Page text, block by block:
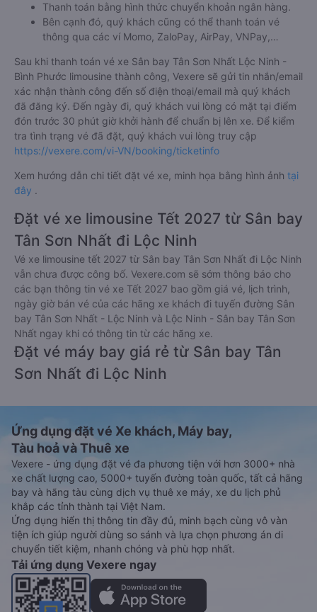
Thanh toán bằng hình thức chuyển khoản ngân hàng.
Bên cạnh đó, quý khách cũng có thể thanh toán vé
thông qua các ví Momo, ZaloPay, AirPay, VNPay,…
Sau khi thanh toán vé xe Sân bay Tân Sơn Nhất Lộc Ninh -
Bình Phước limousine thành công, Vexere sẽ gửi tin nhắn/email
xác nhận thành công đến số điện thoại/email mà quý khách
đã đăng ký. Đến ngày đi, quý khách vui lòng có mặt tại điểm
đón trước 30 phút giờ khởi hành để chuẩn bị lên xe. Để kiểm
tra tình trạng vé đã đặt, quý khách vui lòng truy cập
https://vexere.com/vi-VN/booking/ticketinfo
Xem hướng dẫn chi tiết đặt vé xe, minh họa bằng hình ảnh tại
đây .
Đặt vé xe limousine Tết 2027 từ Sân bay
Tân Sơn Nhất đi Lộc Ninh
Vé xe limousine tết 2027 từ Sân bay Tân Sơn Nhất đi Lộc Ninh
vẫn chưa được công bố. Vexere.com sẽ sớm thông báo cho
các bạn thông tin vé xe Tết 2027 bao gồm giá vé, lịch trình,
ngày giờ bán vé của các hãng xe khách đi tuyến đường Sân
bay Tân Sơn Nhất - Lộc Ninh và Lộc Ninh - Sân bay Tân Sơn
Nhất ngay khi có thông tin từ các hãng xe.
Đặt vé máy bay giá rẻ từ Sân bay Tân
Sơn Nhất đi Lộc Ninh
Ứng dụng đặt vé Xe khách, Máy bay,
Tàu hoả và Thuê xe
Vexere - ứng dụng đặt vé đa phương tiện với hơn 3000+ nhà
xe chất lượng cao, 5000+ tuyến đường toàn quốc, tất cả hãng
bay và hãng tàu cùng dịch vụ thuê xe máy, xe du lịch phủ
khắp các tỉnh thành tại Việt Nam.
Ứng dụng hiển thị thông tin đầy đủ, minh bạch cùng vô vàn
tiện ích giúp người dùng so sánh và lựa chọn phương án di
chuyển tiết kiệm, nhanh chóng và phù hợp nhất.
Tải ứng dụng Vexere ngay